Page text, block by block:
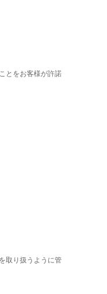
とをお客様が許諾
取り扱うように管